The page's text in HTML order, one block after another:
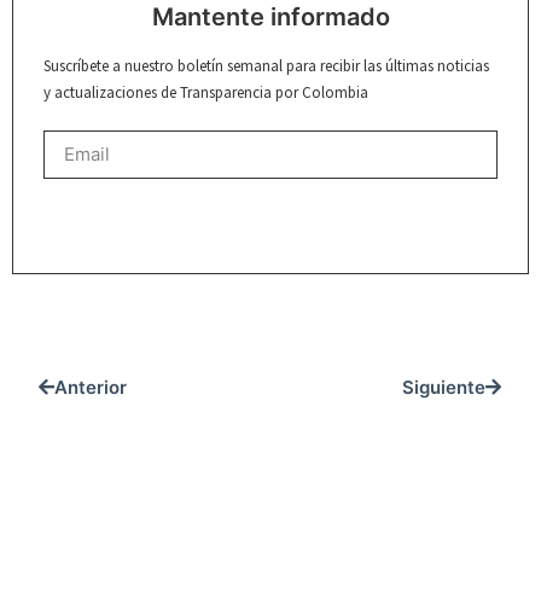
Mantente informado
Suscríbete a nuestro boletín semanal para recibir las últimas noticias
y actualizaciones de Transparencia por Colombia
Anterior Siguiente